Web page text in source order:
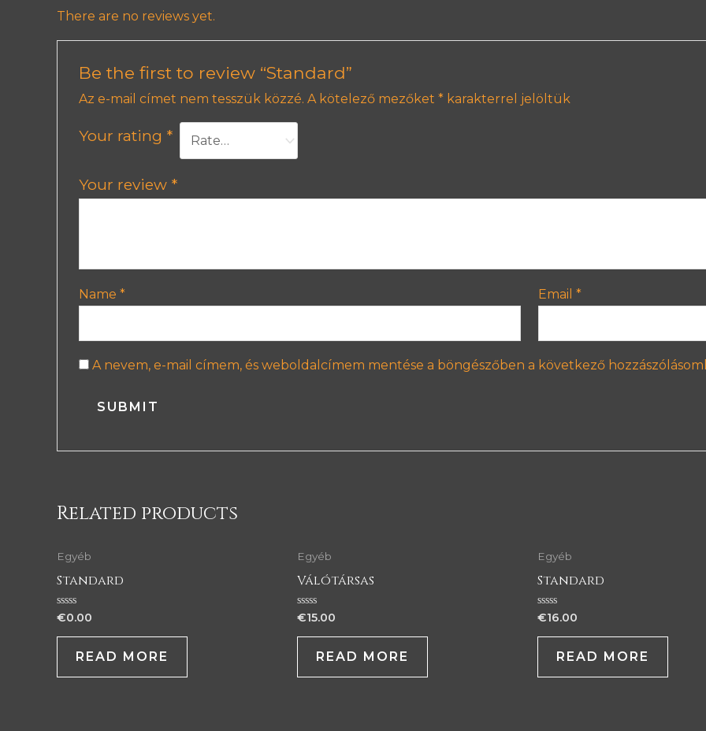
There are no reviews yet.
Be the first to review “Standard”
Az e-mail címet nem tesszük közzé. A kötelező mezőket *karakterrel jelöltük
Your rating *
Your review *
Name * Email*
A nevem, e-mail címem, és weboldalcímem mentése a böngészőben a következő
Related products
Egyéb
Standard
Rated
out
€0.00
READ MORE
Egyéb
Válótársas
Rated
out
€15.00
READ MORE
Egyéb
Standard
Rated
out
€16.00
READ MORE